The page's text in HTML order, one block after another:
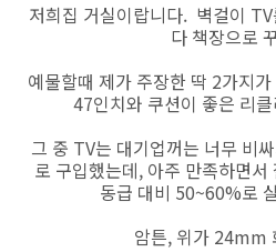
저희집 거실이랍니다. 벽걸이
다 책장으로
예물할때 제가 주장한 딱 2가지
47인치와 쿠션이 좋은 리
그 중 TV는 대기업꺼는 너무 비
로 구입했는데, 아주 만족하면
동급 대비 50~60%로
암튼, 위가 24mm